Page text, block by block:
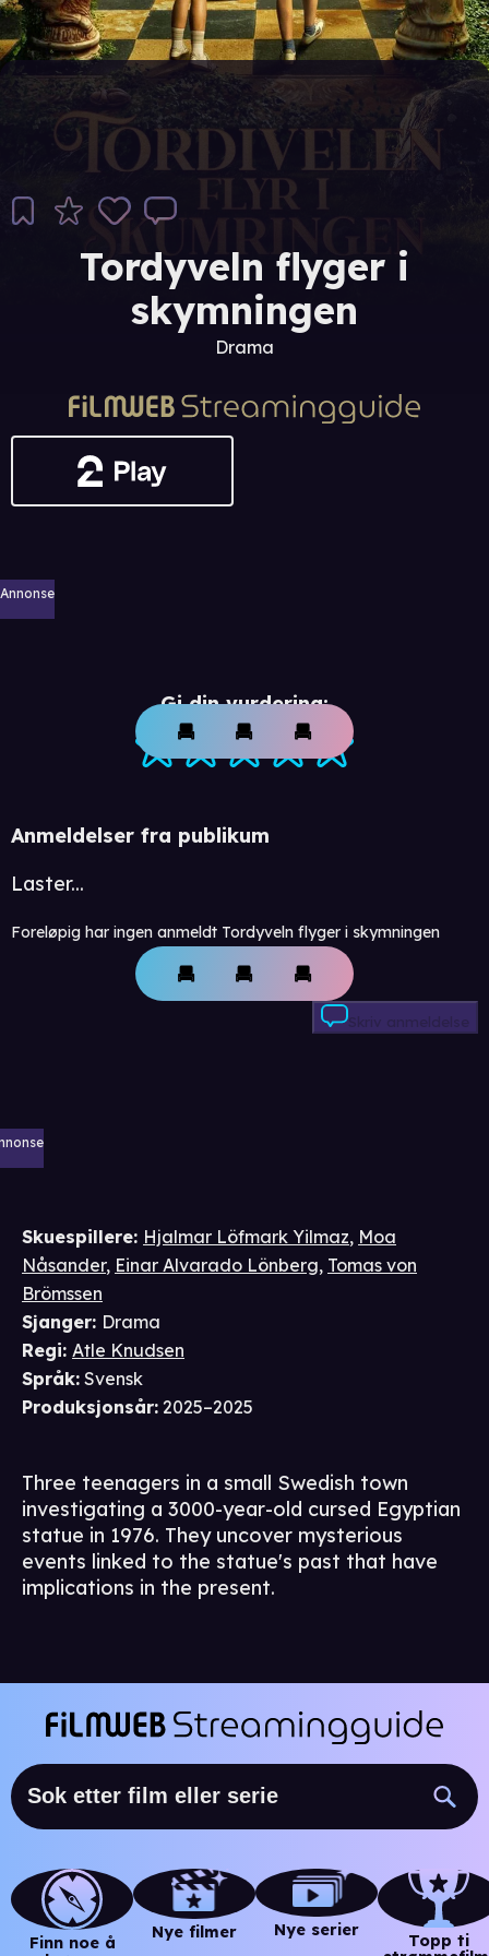
Tordyveln flyger i
skymningen
Drama
Annonse
Gi din vurdering:
Anmeldelser fra publikum
Laster...
Foreløpig har ingen anmeldt Tordyveln flyger i skymningen
Skriv anmeldelse
Skuespillere: Hjalmar Löfmark Yilmaz, Moa
Nåsander, Einar Alvarado Lönberg, Tomas von
Brömssen
Sjanger: Drama
Regi: Atle Knudsen
Språk: Svensk
Produksjonsår: 2025–2025
Three teenagers in a small Swedish town
investigating a 3000-year-old cursed Egyptian
statue in 1976. They uncover mysterious
events linked to the statue's past that have
implications in the present.
Finn noe å
Nye filmer Nye serier
Topp ti